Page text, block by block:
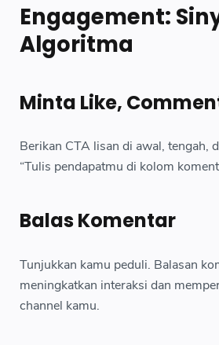
Engagement:
Algoritma
Minta Like,
Berikan CTA lisan di awal, tengah,
“Tulis pendapatmu di kolom
Balas Komentar
Tunjukkan kamu peduli. Balasan
meningkatkan interaksi dan
channel kamu.